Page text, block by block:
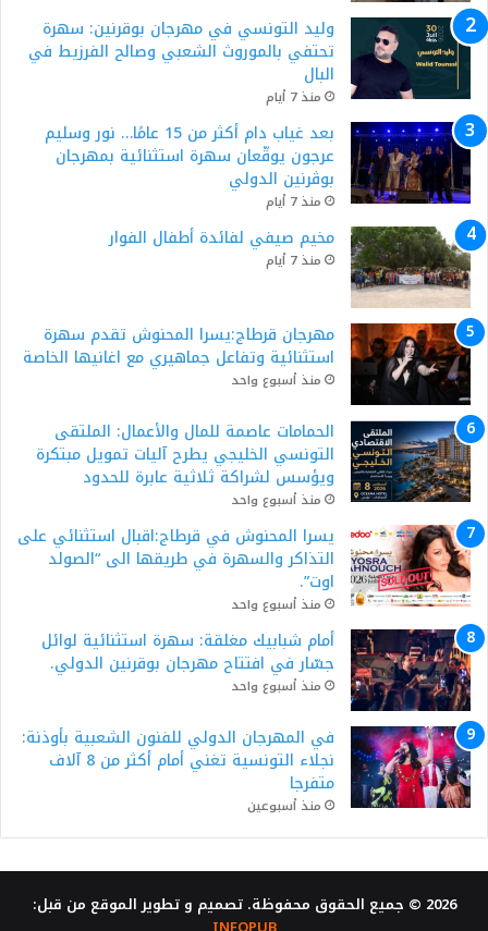
وليد التونسي في مهرجان بوقرنين: سهرة
تحتفي بالموروث الشعبي وصالح الفرزيط في
البال
منذ 7 أيام
بعد غياب دام أكثر من 15 عامًا… نور وسليم
عرجون يوقّعان سهرة استثنائية بمهرجان
بوڨرنين الدولي
منذ 7 أيام
مخيم صيفي لفائدة أطفال الفوار
منذ 7 أيام
مهرجان قرطاج:يسرا المحنوش تقدم سهرة
استثنائية وتفاعل جماهيري مع اغانيها الخاصة
منذ أسبوع واحد
الحمامات عاصمة للمال والأعمال: الملتقى
التونسي الخليجي يطرح آليات تمويل مبتكرة
ويؤسس لشراكة ثلاثية عابرة للحدود
منذ أسبوع واحد
يسرا المحنوش في قرطاج:اقبال استثنائي على
التذاكر والسهرة في طريقها الى “الصولد
اوت”.
منذ أسبوع واحد
أمام شبابيك مغلقة: سهرة استثنائية لوائل
جسّار في افتتاح مهرجان بوقرنين الدولي.
منذ أسبوع واحد
في المهرجان الدولي للفنون الشعبية بأوذنة:
نجلاء التونسية تغني أمام أكثر من 8 آلاف
متفرجا
منذ أسبوعين
2026 © جميع الحقوق محفوظة. تصميم و تطوير الموقع من قبل: